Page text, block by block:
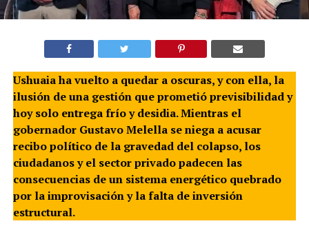
Ushuaia ha vuelto a quedar a oscuras, y con ella, la
ilusión de una gestión que prometió previsibilidad y
hoy solo entrega frío y desidia. Mientras el
gobernador Gustavo Melella se niega a acusar
recibo político de la gravedad del colapso, los
ciudadanos y el sector privado padecen las
consecuencias de un sistema energético quebrado
por la improvisación y la falta de inversión
estructural.